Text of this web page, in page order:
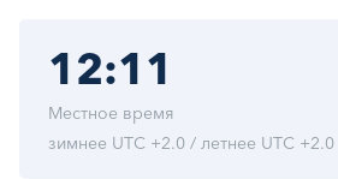
12:11
Местное время
зимнее UTC +2.0 / летнее UTC +2.0